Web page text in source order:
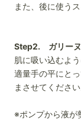
また、後に使う
Step2. ガリーヌ
肌に吸い込むよ
適量手の平にと
まさせてください
※ポンプから液が